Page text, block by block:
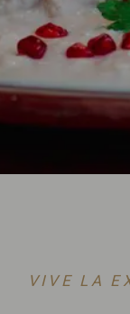
VIVE LA